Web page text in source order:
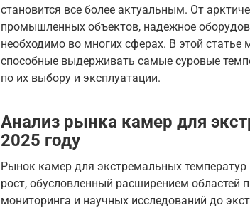
становится все более актуальным. От
промышленных объектов, надежное
необходимо во многих сферах. В этой
способные выдерживать самые суровые
по их выбору и эксплуатации.
Анализ рынка камер для
2025 году
Рынок камер для экстремальных температур
рост, обусловленный расширением
мониторинга и научных исследований до